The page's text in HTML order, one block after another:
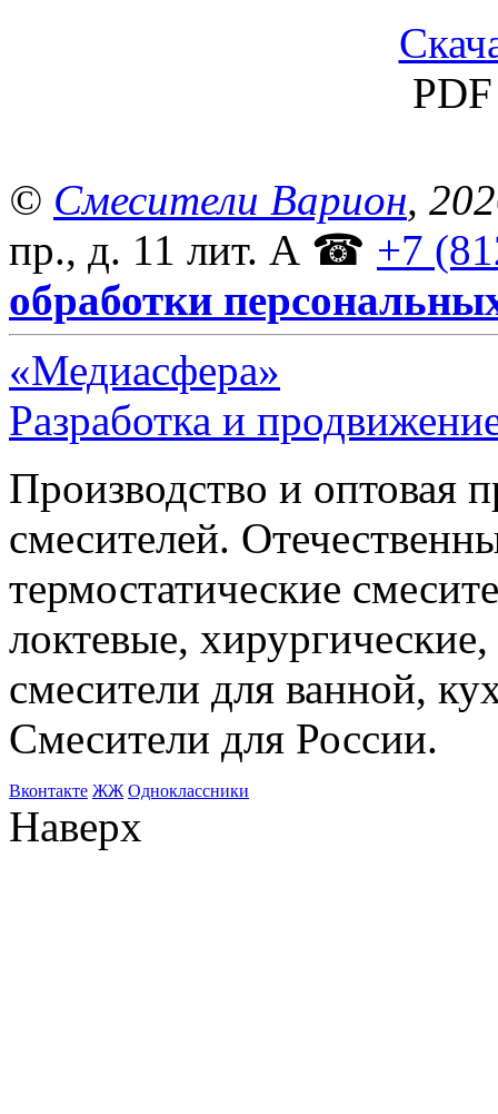
© Смесители Варион,
пр., д. 11 лит. А ☎ +7
обработки
«Медиасфера»
Разработка и
Производство и оптовая
смесителей.
термостатические
локтевые,
смесители для ванной,
Смесители для России.
Bконтакте ЖЖ Одноклассники
Наверх